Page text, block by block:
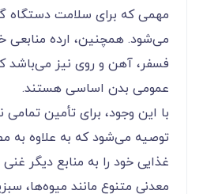
مهمی که برای سلامت دستگاه
می‌شود. همچنین، ارده منابعی
فسفر، آهن و روی نیز می‌باشد
عمومی بدن اساسی هستند.
با این وجود، برای تأمین تمامی
توصیه می‌شود که به علاوه به
غذایی خود را به منابع دیگر
معدنی متنوع مانند میوه‌ها،